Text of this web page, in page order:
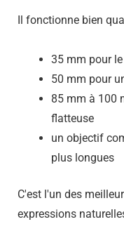
Il fonctionne bien
35 mm pour
50 mm pour
85 mm à 100
flatteuse
un objectif
plus longues
C'est l'un des
expressions